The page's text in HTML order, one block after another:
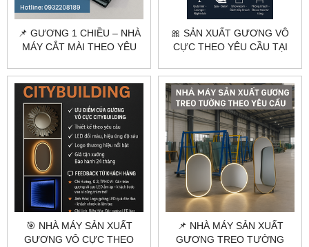
📌 GƯƠNG 1 CHIỀU – NHÀ
MÁY CẮT MÀI THEO YÊU
🎀 SẢN XUẤT GƯƠNG VÔ
CỰC THEO YÊU CẦU TẠI
CITYBUILDING
🎯 NHÀ MÁY SẢN XUẤT
GƯƠNG VÔ CỰC THEO
📌 NHÀ MÁY SẢN XUẤT
GƯƠNG TREO TƯỜNG